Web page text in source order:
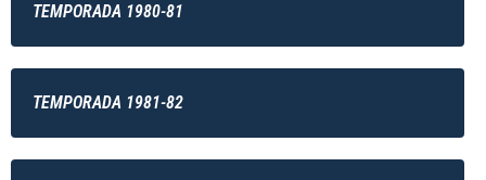
TEMPORADA 1980-81
TEMPORADA 1981-82